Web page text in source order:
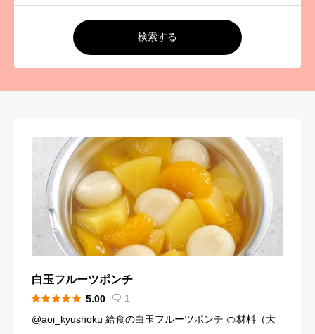
検索する
白玉フルーツポンチ
 5.00  1
@aoi_kyushoku 給食の白玉フルーツポンチ 🍊材料（大